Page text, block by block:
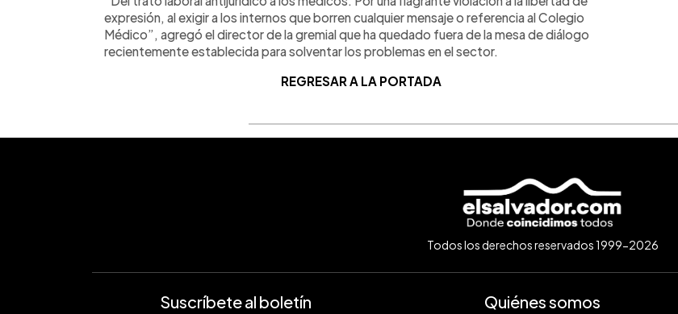
expresión, al exigir a los internos que borren cualquier mensaje o referencia al Colegio
Médico”, agregó el director de la gremial que ha quedado fuera de la mesa de diálogo
recientemente establecida para solventar los problemas en el sector.
REGRESAR A LA PORTADA
Todos los derechos reservados 1999-2026
Suscríbete al boletín Quiénes somos